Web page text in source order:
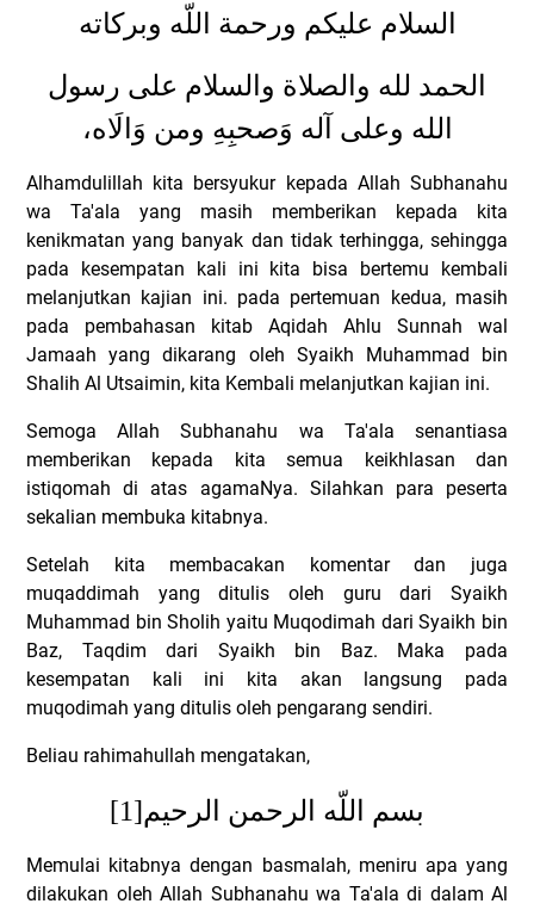
السلام عليكم ورحمة اللّه وبركاته
الحمد لله والصلاة والسلام على رسول
الله وعلى آله وَصحبِهِ ومن وَالَاه،
Alhamdulillah kita bersyukur kepada Allah Subhanahu
wa Ta'ala yang masih memberikan kepada kita
kenikmatan yang banyak dan tidak terhingga, sehingga
pada kesempatan kali ini kita bisa bertemu kembali
melanjutkan kajian ini. pada pertemuan kedua, masih
pada pembahasan kitab Aqidah Ahlu Sunnah wal
Jamaah yang dikarang oleh Syaikh Muhammad bin
Shalih Al Utsaimin, kita Kembali melanjutkan kajian ini.
Semoga Allah Subhanahu wa Ta'ala senantiasa
memberikan kepada kita semua keikhlasan dan
istiqomah di atas agamaNya. Silahkan para peserta
sekalian membuka kitabnya.
Setelah kita membacakan komentar dan juga
muqaddimah yang ditulis oleh guru dari Syaikh
Muhammad bin Sholih yaitu Muqodimah dari Syaikh bin
Baz, Taqdim dari Syaikh bin Baz. Maka pada
kesempatan kali ini kita akan langsung pada
muqodimah yang ditulis oleh pengarang sendiri.
Beliau rahimahullah mengatakan,
بسم اللّه الرحمن الرحيم[1]
Memulai kitabnya dengan basmalah, meniru apa yang
dilakukan oleh Allah Subhanahu wa Ta'ala di dalam Al